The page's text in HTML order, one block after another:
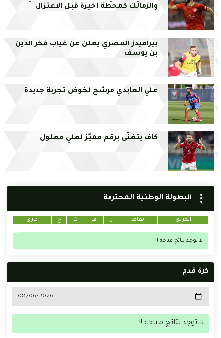
والزمالك كمحطة أخيرة قبل الاعتزال
بيراميدز المصري يعلن عن غياب فخر الدين
بن يوسف
علي العابدي مرشح لخوض تجربة جديدة
كاف يتغنّى برقم مميّز لعلي معلول
البطولة الوطنية المحترفة
الفريق نقاط ل ف ت خ فارق
لا توجد نتائج متاحة !!
كرة قدم
لا توجد نتائج متاحة !!